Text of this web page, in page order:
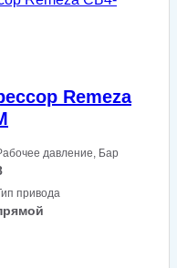
Remeza
давление, Бар
привода